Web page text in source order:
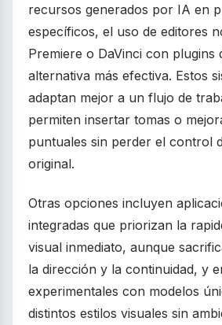
recursos generados por IA en
específicos, el uso de editores
Premiere o DaVinci con plugins
alternativa más efectiva. Estos
adaptan mejor a un flujo de
permiten insertar tomas o
puntuales sin perder el control
original.
Otras opciones incluyen
integradas que priorizan la
visual inmediato, aunque
la dirección y la continuidad, y
experimentales con modelos
distintos estilos visuales sin